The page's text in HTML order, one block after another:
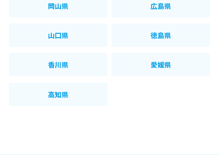
岡山県 広島県
山口県 徳島県
香川県 愛媛県
高知県